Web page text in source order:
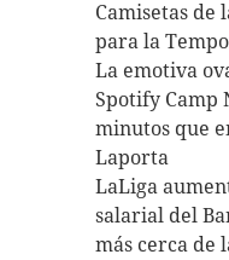
Camisetas de
para la
La emotiva
Spotify Camp
minutos que
Laporta
LaLiga
salarial del
más cerca de